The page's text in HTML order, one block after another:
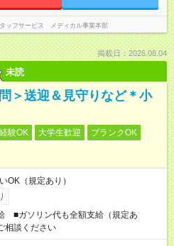
ッフサービス メディカル事業本部
掲載日：2026.08.04
未読
＞送迎＆見守りなど＊小
験OK 大学生歓迎
ブランクOK
（規定あり）
■ガソリン代も全額支給（規定あ
相談ください